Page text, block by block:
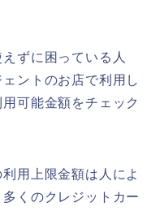
ずに困っている人
ントのお店で利用し
可能金額をチェック
用上限金額は人によ
くのクレジットカー